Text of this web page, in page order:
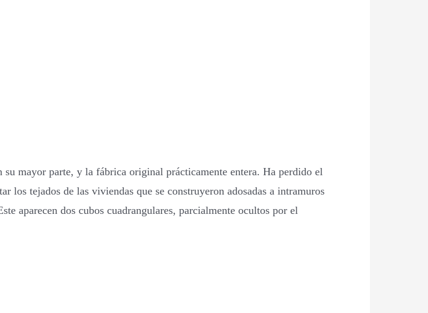
mayor parte, y la fábrica original prácticamente entera. Ha perdido el
los tejados de las viviendas que se construyeron adosadas a intramuros
aparecen dos cubos cuadrangulares, parcialmente ocultos por el